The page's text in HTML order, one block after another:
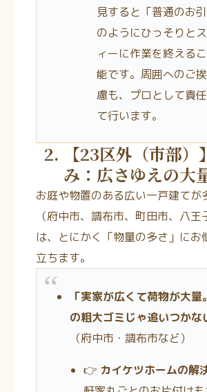
見すると「普通のお引
のようにひっそりと
ィーに作業を終える
能です。周囲へのご
慮も、プロとして責
て行います。
2. 【23区外（市部）
み：広さゆえの大
お庭や物置のある広い一戸建てが
（府中市、調布市、町田市、八
は、とにかく「物量の多さ」にお
立ちます。
「実家が広くて荷物が大量
の粗大ゴミじゃ追いつかな
（府中市・調布市など）
👉 カイケツホームの解